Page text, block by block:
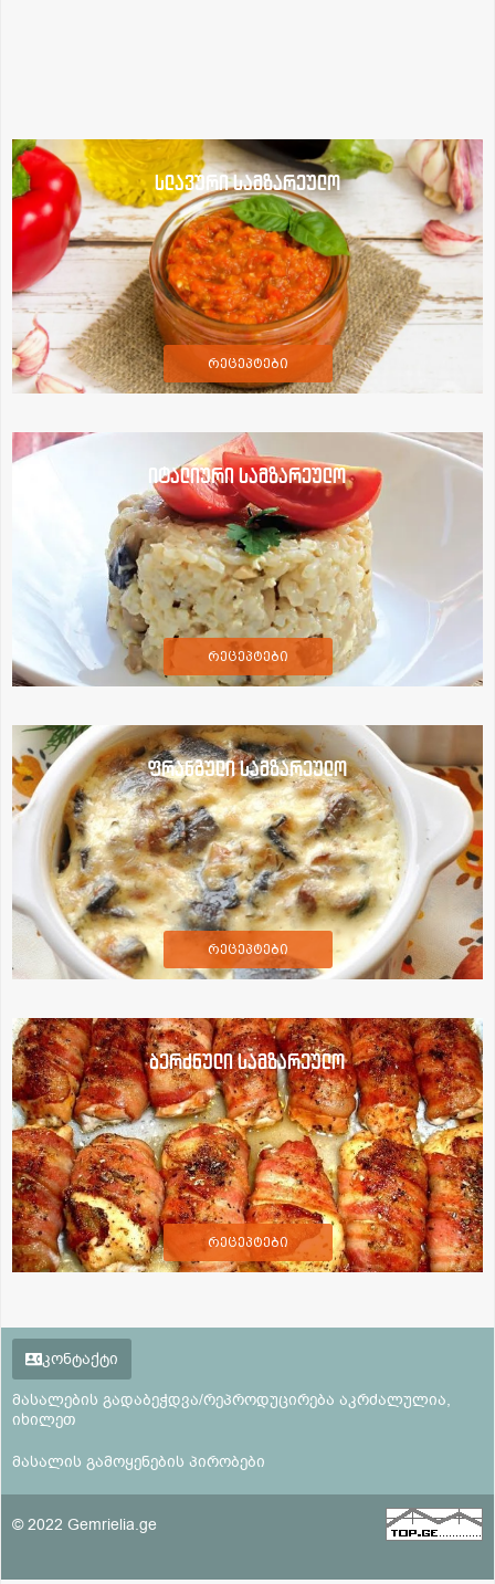
სლავური სამზარეულო
რეცეპტები
იტალიური სამზარეულო
რეცეპტები
ფრანგული სამზარეულო
რეცეპტები
ბერძნული სამზარეულო
რეცეპტები
კონტაქტი
მასალების გადაბეჭდვა/რეპროდუცირება აკრძალულია,
იხილეთ
მასალის გამოყენების პირობები
© 2022 Gemrielia.ge